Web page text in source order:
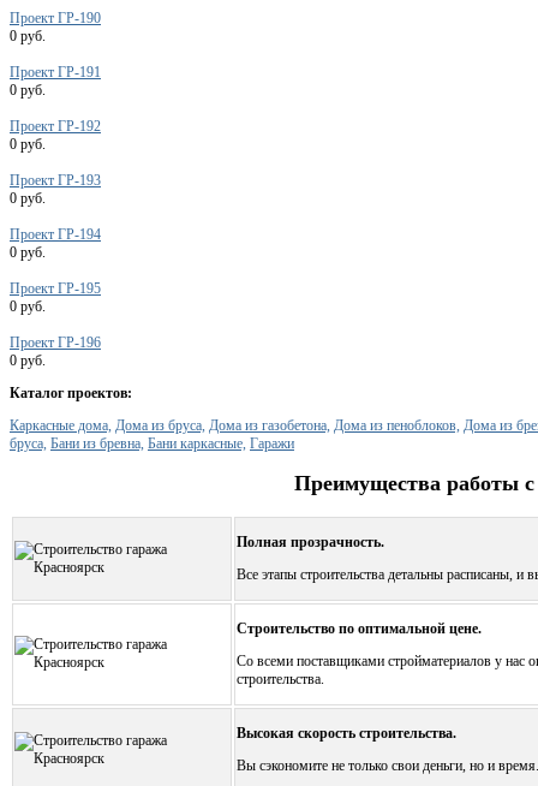
Проект ГР-190
0 руб.
Проект ГР-191
0 руб.
Проект ГР-192
0 руб.
Проект ГР-193
0 руб.
Проект ГР-194
0 руб.
Проект ГР-195
0 руб.
Проект ГР-196
0 руб.
Каталог проектов:
Каркасные дома, Дома из бруса, Дома из газобетона, Дома из пеноблоков, Дома из
бруса, Бани из бревна, Бани каркасные, Гаражи
Преимущества работы
Полная прозрачность.
Все этапы строительства детальны расписаны, и
Строительство по оптимальной цене.
Со всеми поставщиками стройматериалов у нас
строительства.
Высокая скорость строительства.
Вы сэкономите не только свои деньги, но и время.